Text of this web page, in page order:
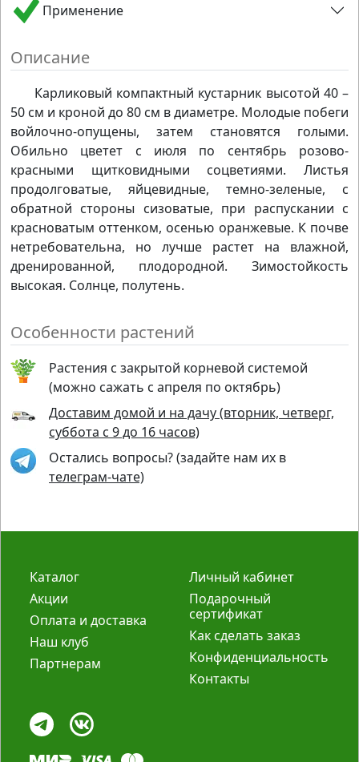
Применение
Описание
Карликовый компактный кустарник высотой 40 –
50 см и кроной до 80 см в диаметре. Молодые побеги
войлочно-опущены, затем становятся голыми.
Обильно цветет с июля по сентябрь розово-
красными щитковидными соцветиями. Листья
продолговатые, яйцевидные, темно-зеленые, с
обратной стороны сизоватые, при распускании с
красноватым оттенком, осенью оранжевые. К почве
нетребовательна, но лучше растет на влажной,
дренированной, плодородной. Зимостойкость
высокая. Солнце, полутень.
Особенности растений
Растения с закрытой корневой системой
(можно сажать с апреля по октябрь)
Доставим домой и на дачу (вторник, четверг,
суббота с 9 до 16 часов)
Остались вопросы? (задайте нам их в
телеграм-чате)
Каталог
Акции
Оплата и доставка
Наш клуб
Партнерам
Личный кабинет
Подарочный
сертификат
Как сделать заказ
Конфиденциальность
Контакты